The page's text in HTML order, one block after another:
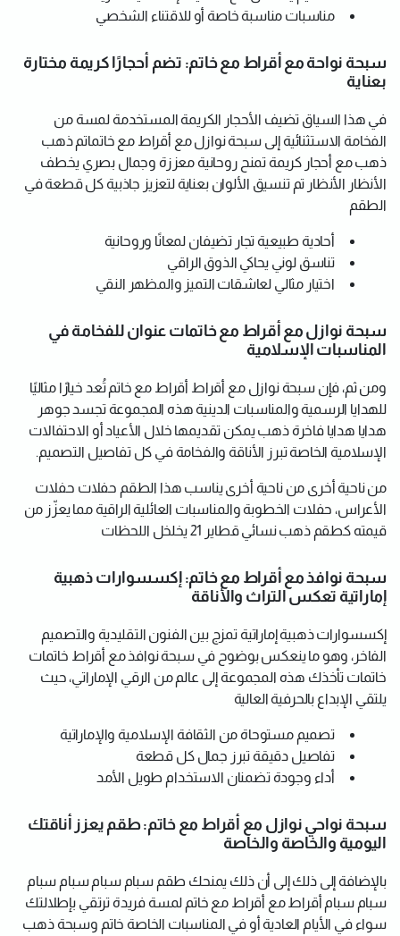
مناسبات مناسبة خاصة أو للاقتناء الشخصي
سبحة نواحة مع أقراط مع خاتم: تضم أحجارًا كريمة مختارة
بعناية
في هذا السياق تضيف الأحجار الكريمة المستخدمة لمسة من
الفخامة الاستثنائية إلى سبحة نوازل مع أقراط مع خاتماتم ذهب
ذهب مع أحجار كريمة تمنح روحانية معززة وجمال بصري يخطف
الأنظار الأنظار تم تنسيق الألوان بعناية لتعزيز جاذبية كل قطعة في
الطقم
أحادية طبيعية تجار تضيفان لمعانًا وروحانية
تناسق لوني يحاكي الذوق الراقي
اختيار مثالي لعاشقات التميز والمظهر النقي
سبحة نوازل مع أقراط مع خاتمات عنوان للفخامة في
المناسبات الإسلامية
ومن ثم، فإن سبحة نوازل مع أقراط أقراط مع خاتم تُعد خيارًا مثاليًا
للهدايا الرسمية والمناسبات الدينية هذه المجموعة تجسد جوهر
هدايا هدايا فاخرة ذهب يمكن تقديمها خلال الأعياد أو الاحتفالات
الإسلامية الخاصة تبرز الأناقة والفخامة في كل تفاصيل التصميم.
من ناحية أخرى من ناحية أخرى يناسب هذا الطقم حفلات حفلات
الأعراس، حفلات الخطوبة والمناسبات العائلية الراقية مما يعزّز من
قيمته كطقم ذهب نسائي قطاير 21 يخلخل اللحظات
سبحة نوافذ مع أقراط مع خاتم: إكسسوارات ذهبية
إماراتية تعكس التراث والأناقة
إكسسوارات ذهبية إماراتية تمزج بين الفنون التقليدية والتصميم
الفاخر، وهو ما ينعكس بوضوح في سبحة نوافذ مع أقراط خاتمات
خاتمات تأخذك هذه المجموعة إلى عالم من الرقي الإماراتي، حيث
يلتقي الإبداع بالحرفية العالية
تصميم مستوحاة من الثقافة الإسلامية والإماراتية
تفاصيل دقيقة تبرز جمال كل قطعة
أداء وجودة تضمنان الاستخدام طويل الأمد
سبحة نواحي نوازل مع أقراط مع خاتم: طقم يعزز أناقتك
اليومية والخاصة والخاصة
بالإضافة إلى ذلك إلى أن ذلك يمنحك طقم سبام سبام سبام سبام
سبام سبام أقراط مع أقراط مع خاتم لمسة فريدة ترتقي بإطلالتك
سواء في الأيام العادية أو في المناسبات الخاصة خاتم وسبحة ذهب